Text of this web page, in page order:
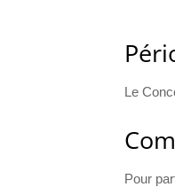
Le
Pour